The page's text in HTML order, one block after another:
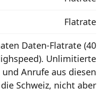
Flatrate
Daten-Flatrate (40
Unlimitierte
Anrufe aus diesen
Schweiz, nicht aber